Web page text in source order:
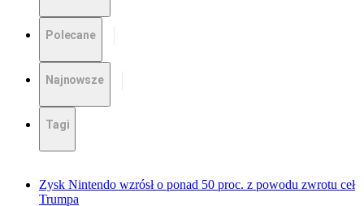
Polecane
Najnowsze
Tagi
Zysk Nintendo wzrósł o ponad 50 proc. z powodu zwrotu ceł
Trumpa